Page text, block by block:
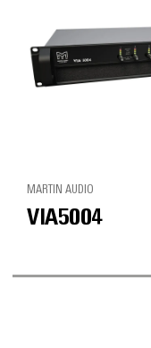
MARTIN AUDIO
VIA5004